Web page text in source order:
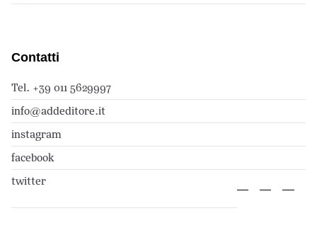
Contatti
Tel. +39 011 5629997
info@addeditore.it
instagram
facebook
twitter